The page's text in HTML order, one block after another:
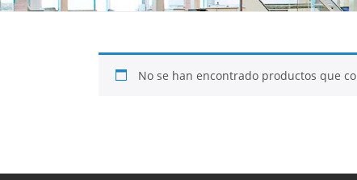
No se han encontrado productos que